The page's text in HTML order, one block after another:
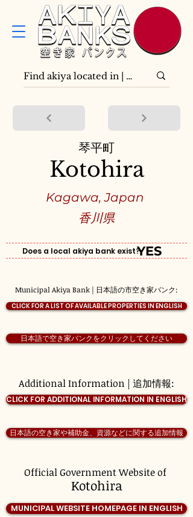
香川県
日本語で空き家バンクをクリックしてください
Does a local akiya bank exist?
Kotohira
Municipal Akiya Bank | 日本語の市空き家バンク:
Additional Information | 追加情報:
Kagawa, Japan
Official Government Website of
琴平町
YES
Kotohira
日本語の空き家や補助金、資源などに関する追加情報
CLICK FOR A LIST OF AVAILABLE PROPERTIES IN ENGLISH
CLICK FOR ADDITIONAL INFORMATION IN ENGLISH
MUNICIPAL WEBSITE HOMEPAGE IN ENGLISH